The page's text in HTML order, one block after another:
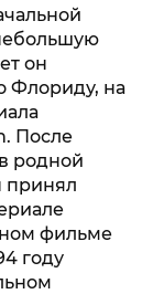
он
Флориду, на
После
родной
принял
фильме
году